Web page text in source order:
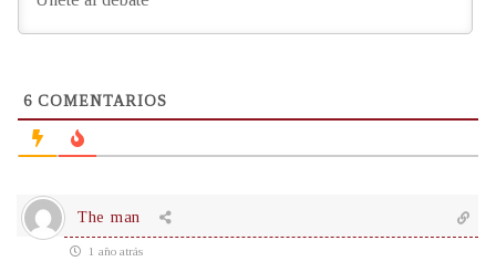
6 COMENTARIOS
The man
1 año atrás